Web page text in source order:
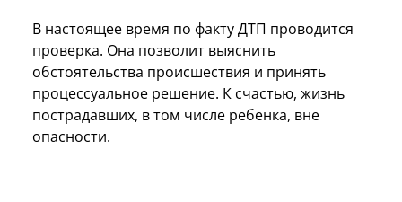
В настоящее время по факту ДТП проводится
проверка. Она позволит выяснить
обстоятельства происшествия и принять
процессуальное решение. К счастью, жизнь
пострадавших, в том числе ребенка, вне
опасности.